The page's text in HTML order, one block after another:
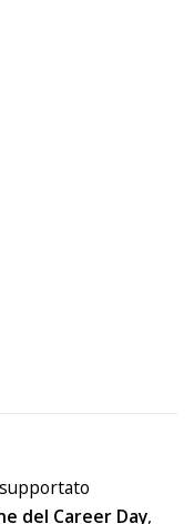
del Career Day,